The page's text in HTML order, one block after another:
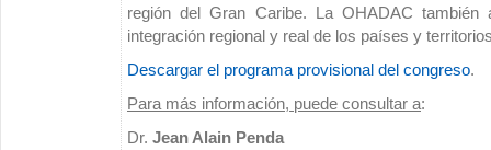
región del Gran Caribe. La OHADAC
integración regional y real de los países y
Descargar el programa provisional del congreso.
Para más información, puede consultar a:
Dr. Jean Alain Penda